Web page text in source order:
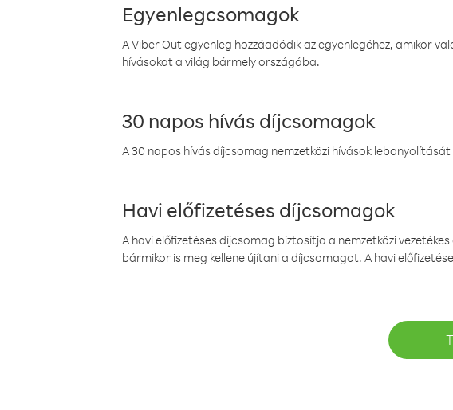
Egyenlegcsomagok
A Viber Out egyenleg hozzáadódik az egyenlegéhez, amikor
hívásokat a világ bármely országába.
30 napos hívás díjcsomagok
A 30 napos hívás díjcsomag nemzetközi hívások
Havi előfizetéses díjcsomagok
A havi előfizetéses díjcsomag biztosítja a nemzetközi
bármikor is meg kellene újítani a díjcsomagot. A havi